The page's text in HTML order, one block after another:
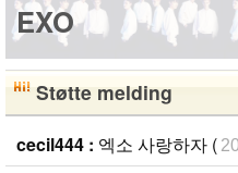
EXO
Støtte melding
cecil444 : 엑소 사랑하자 (